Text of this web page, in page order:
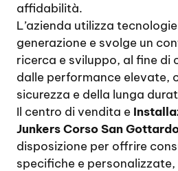
affidabilità.
L’azienda utilizza
generazione e svolge un
ricerca e sviluppo, al fine di
dalle performance elevate,
sicurezza e della lunga
Il centro di vendita e
Junkers Corso San
disposizione per offrire
specifiche e